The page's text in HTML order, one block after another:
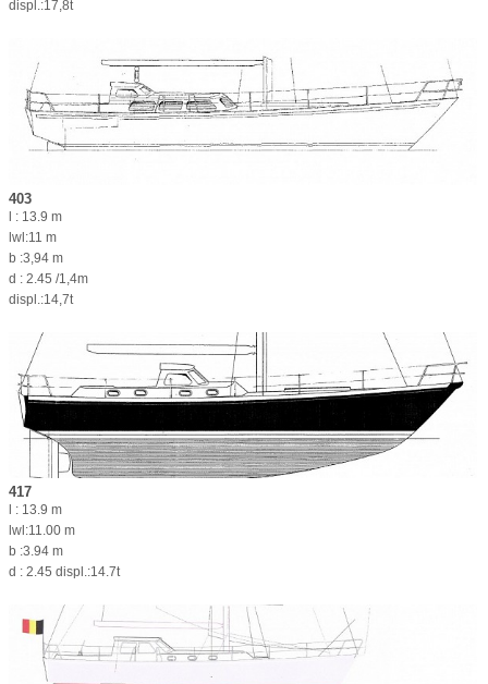
displ.:17,8t
403
l : 13.9 m
lwl:11 m
b :3,94 m
d : 2.45 /1,4m
displ.:14,7t
417
l : 13.9 m
lwl:11.00 m
b :3.94 m
d : 2.45 displ.:14.7t